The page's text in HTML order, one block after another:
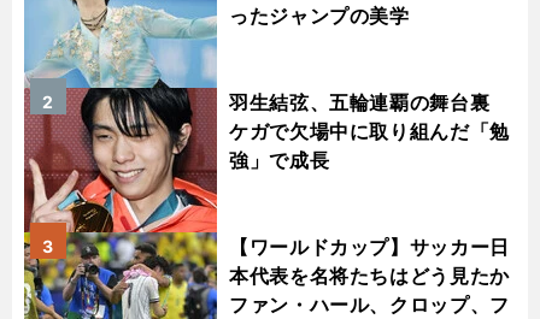
ったジャンプの美学
羽生結弦、五輪連覇の舞台裏
ケガで欠場中に取り組んだ「勉
強」で成長
2
【ワールドカップ】サッカー日
本代表を名将たちはどう見たか
ファン・ハール、クロップ、フ
3